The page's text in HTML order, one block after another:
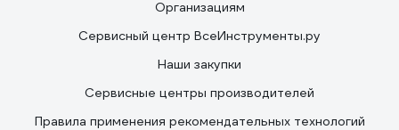
Организациям
Сервисный центр ВсеИнструменты.ру
Наши закупки
Сервисные центры производителей
Правила применения рекомендательных технологий